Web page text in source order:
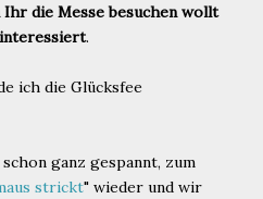
die Messe besuchen wollt
interessiert.
ich die Glücksfee
ganz gespannt, zum
strickt" wieder und wir